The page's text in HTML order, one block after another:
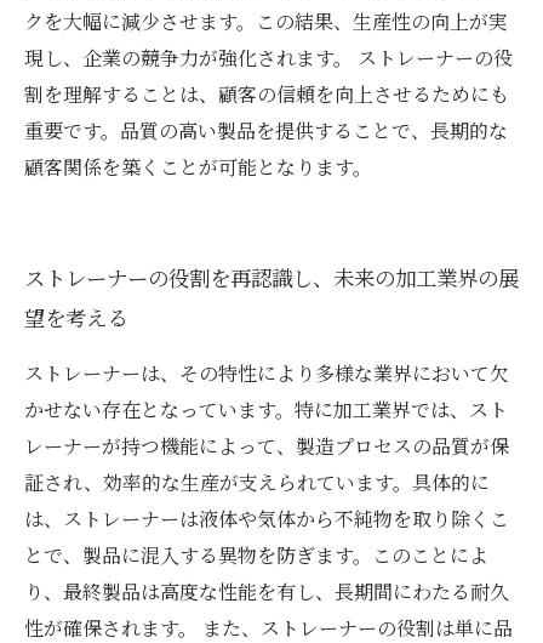
クを大幅に減少させます。この結果、生産性の向上が実
現し、企業の競争力が強化されます。 ストレーナーの役
割を理解することは、顧客の信頼を向上させるためにも
重要です。品質の高い製品を提供することで、長期的な
顧客関係を築くことが可能となります。
ストレーナーの役割を再認識し、未来の加工業界の展
望を考える
ストレーナーは、その特性により多様な業界において欠
かせない存在となっています。特に加工業界では、スト
レーナーが持つ機能によって、製造プロセスの品質が保
証され、効率的な生産が支えられています。具体的に
は、ストレーナーは液体や気体から不純物を取り除くこ
とで、製品に混入する異物を防ぎます。このことによ
り、最終製品は高度な性能を有し、長期間にわたる耐久
性が確保されます。 また、ストレーナーの役割は単に品